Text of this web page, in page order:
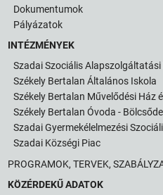
Dokumentumok
Pályázatok
INTÉZMÉNYEK
Szadai Szociális
Székely Bertalan Általános Iskola
Székely Bertalan Művelődési Ház
Székely Bertalan Óvoda - Bölcsőde
Szadai Gyermekélelmezési
Szadai Községi Piac
PROGRAMOK, TERVEK,
KÖZÉRDEKŰ ADATOK